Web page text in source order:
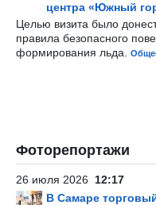
центра «Южный
Целью визита было
правила безопасного
формирования льда.
Фоторепортажи
26 июля 2026 12:17
В Самаре